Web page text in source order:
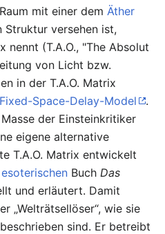
mit einer dem Äther
Struktur versehen ist,
nennt (T.A.O., "The Absolut
von Licht bzw.
in der T.A.O. Matrix
Fixed-Space-Delay-Model
.
der Einsteinkritiker
eigene alternative
T.A.O. Matrix entwickelt
esoterischen Buch Das
und erläutert. Damit
„Welträtsellöser“, wie sie
beschrieben sind. Er betreibt